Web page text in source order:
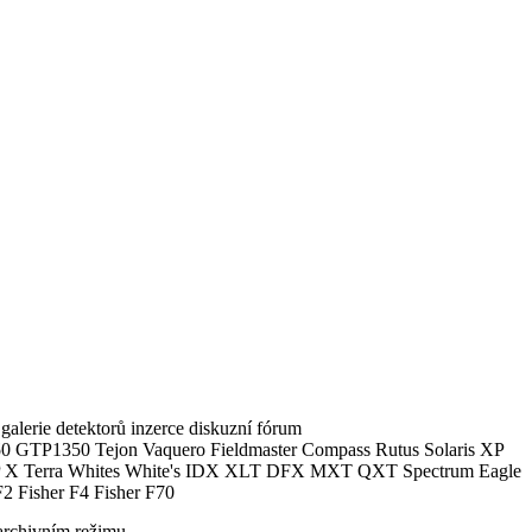
detektorů inzerce diskuzní fórum
Tejon Vaquero Fieldmaster Compass Rutus Solaris XP
Terra Whites White's IDX XLT DFX MXT QXT Spectrum Eagle
Fisher F4 Fisher F70